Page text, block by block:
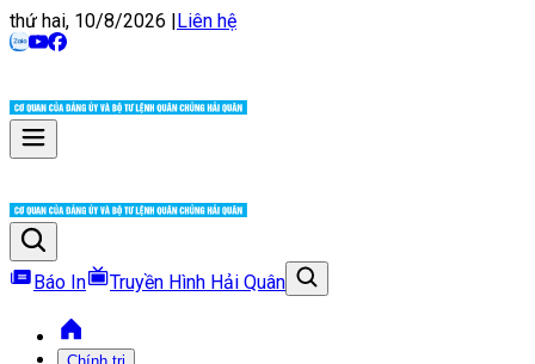
thứ hai, 10/8/2026 |Liên hệ
Báo In Truyền Hình Hải Quân